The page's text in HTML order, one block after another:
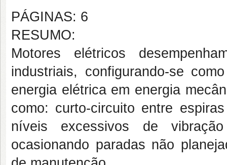
PÁGINAS: 6
RESUMO:
Motores elétricos
industriais, configurando-se
energia elétrica em energia
como: curto-circuito entre
níveis excessivos de
ocasionando paradas não